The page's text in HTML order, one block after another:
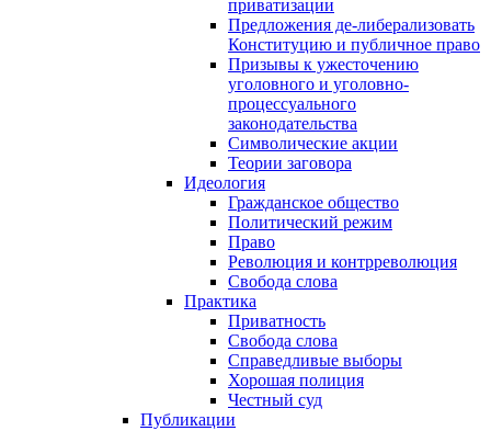
приватизации
Предложения де-либерализовать
Конституцию и публичное право
Призывы к ужесточению
уголовного и уголовно-
процессуального
законодательства
Символические акции
Теории заговора
Идеология
Гражданское общество
Политический режим
Право
Революция и контрреволюция
Свобода слова
Практика
Приватность
Свобода слова
Справедливые выборы
Хорошая полиция
Честный суд
Публикации